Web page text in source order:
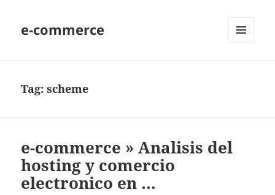
e-commerce
Tag:scheme
e-commerce » Analisis del
hosting y comercio
electronico en …